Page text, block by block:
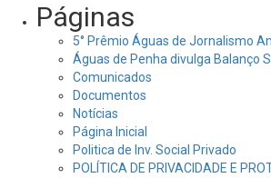
Páginas
5° Prêmio Águas de Jornalismo
Águas de Penha divulga Balanço
Comunicados
Documentos
Notícias
Página Inicial
Politica de Inv. Social Privado
POLÍTICA DE PRIVACIDADE E